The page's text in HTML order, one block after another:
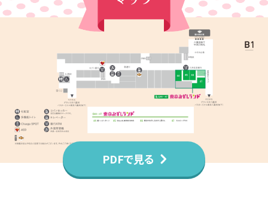
PDFで見る